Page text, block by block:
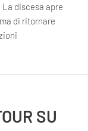
discesa apre
di ritornare
SU